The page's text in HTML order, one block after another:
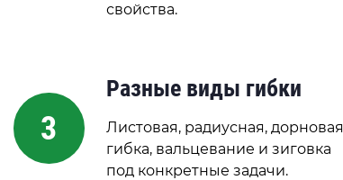
свойства.
3
Разные виды гибки
Листовая, радиусная, дорновая
гибка, вальцевание и зиговка
под конкретные задачи.